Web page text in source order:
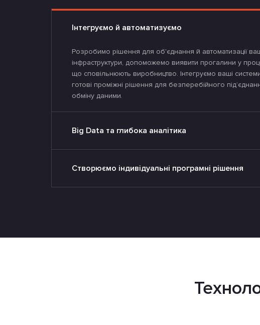
Інтегруємо й автоматизуємо
Розробимо рішення для об'єднання й автоматизації
інфраструктури, допоможемо виявити прогалини у
що сповільнюють виробництво. Інтегруємо ваші
готові проміжні рішення для безперебійного
обміну даними.
Big Data та глибока аналітика
Створюємо індивідуальні програмні рішення